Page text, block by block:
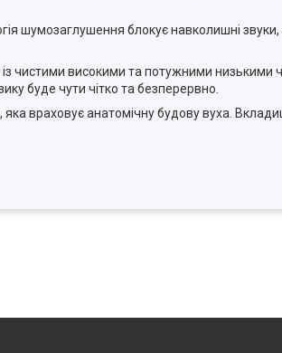
шумозаглушення блокує навколишні
чистими високими та потужними низькими
буде чути чітко та безперервно.
враховує анатомічну будову вуха.